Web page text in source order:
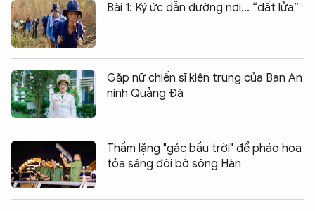
Bài 1: Ký ức dẫn đường nơi… “đất lửa”
Gặp nữ chiến sĩ kiên trung của Ban An
ninh Quảng Đà
Thầm lặng "gác bầu trời" để pháo hoa
tỏa sáng đôi bờ sông Hàn